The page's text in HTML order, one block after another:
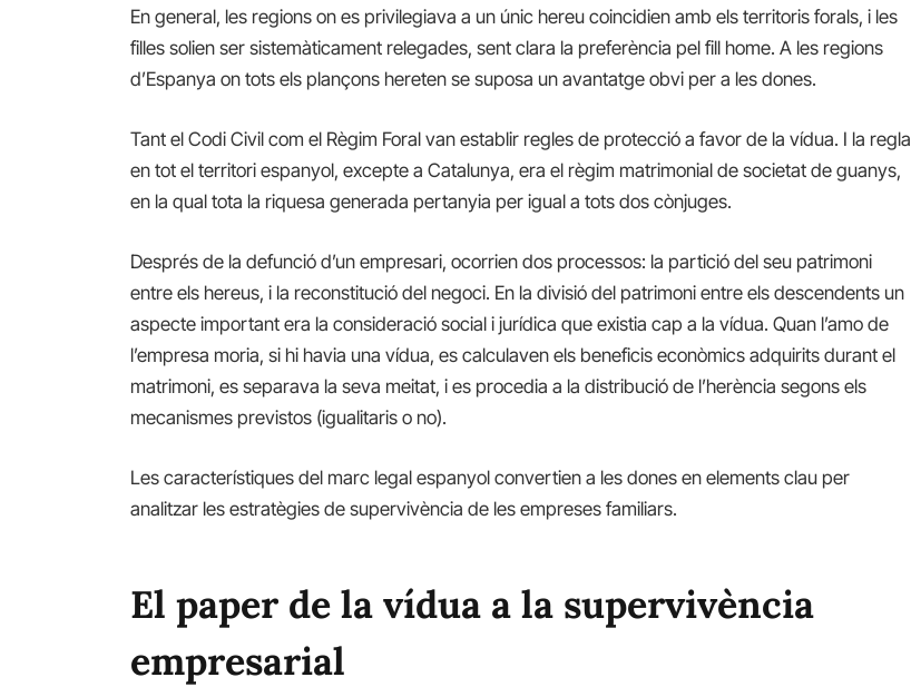
En general, les regions on es privilegiava a un únic hereu coincidien amb els territoris forals, i les
filles solien ser sistemàticament relegades, sent clara la preferència pel fill home. A les regions
d’Espanya on tots els plançons hereten se suposa un avantatge obvi per a les dones.
Tant el Codi Civil com el Règim Foral van establir regles de protecció a favor de la vídua. I la regla
en tot el territori espanyol, excepte a Catalunya, era el règim matrimonial de societat de guanys,
en la qual tota la riquesa generada pertanyia per igual a tots dos cònjuges.
Després de la defunció d’un empresari, ocorrien dos processos: la partició del seu patrimoni
entre els hereus, i la reconstitució del negoci. En la divisió del patrimoni entre els descendents un
aspecte important era la consideració social i jurídica que existia cap a la vídua. Quan l’amo de
l’empresa moria, si hi havia una vídua, es calculaven els beneficis econòmics adquirits durant el
matrimoni, es separava la seva meitat, i es procedia a la distribució de l’herència segons els
mecanismes previstos (igualitaris o no).
Les característiques del marc legal espanyol convertien a les dones en elements clau per
analitzar les estratègies de supervivència de les empreses familiars.
El paper de la vídua a la supervivència
empresarial